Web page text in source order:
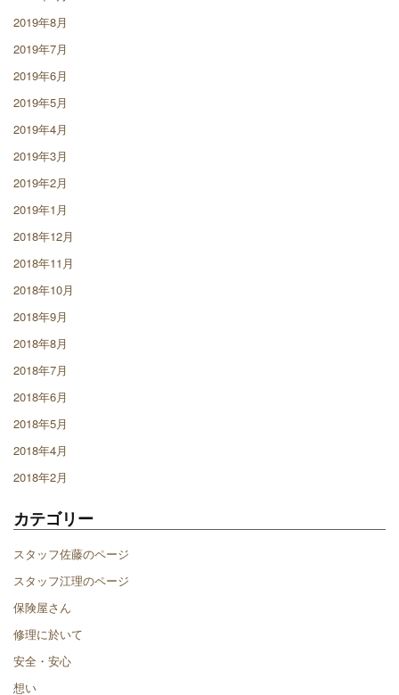
2019年8月
2019年7月
2019年6月
2019年5月
2019年4月
2019年3月
2019年2月
2019年1月
2018年12月
2018年11月
2018年10月
2018年9月
2018年8月
2018年7月
2018年6月
2018年5月
2018年4月
2018年2月
カテゴリー
スタッフ佐藤のページ
スタッフ江理のページ
保険屋さん
修理に於いて
安全・安心
想い